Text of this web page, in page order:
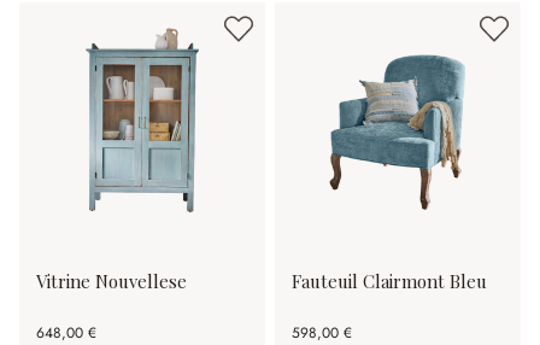
Vitrine Nouvellese
648,00 €
Fauteuil Clairmont Bleu
598,00 €